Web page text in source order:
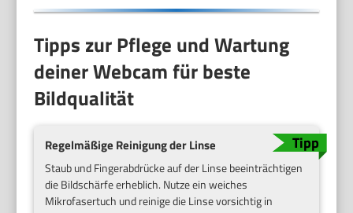
Tipps zur Pflege und Wartung
deiner Webcam für beste
Bildqualität
Regelmäßige Reinigung der Linse
Staub und Fingerabdrücke auf der Linse beeinträchtigen
die Bildschärfe erheblich. Nutze ein weiches
Mikrofasertuch und reinige die Linse vorsichtig in